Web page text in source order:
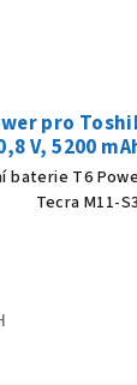
pro
V, 5200
baterie T6
Tecra M11-